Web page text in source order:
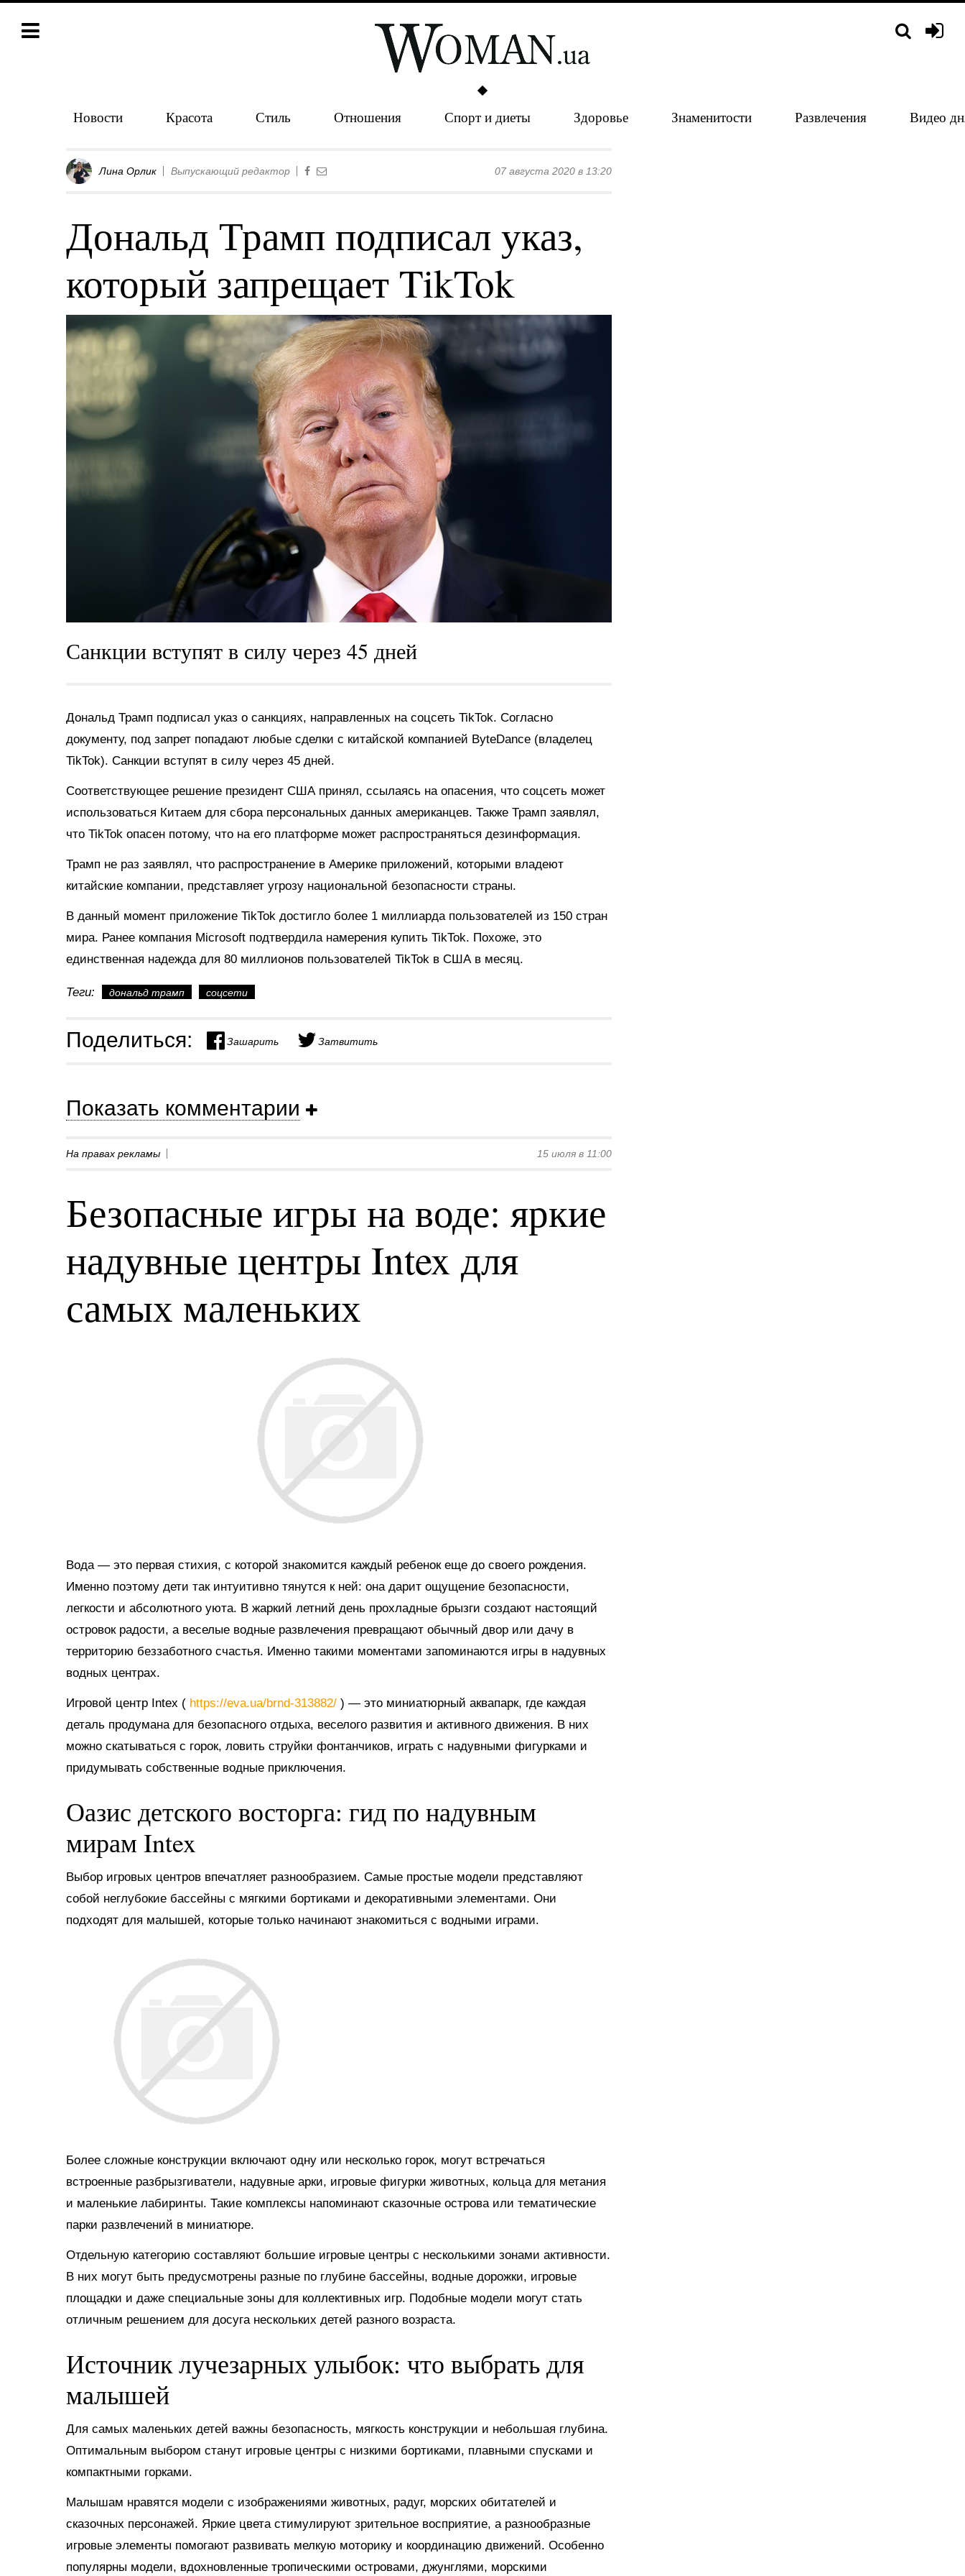
Новости Красота Стиль Отношения Спорт и диеты Здоровье Знаменитости Развлечения Видео
Лина Орлик Выпускающий редактор 07 августа 2020 в 13:20
Дональд Трамп подписал указ,
который запрещает TikTok
Санкции вступят в силу через 45 дней
Дональд Трамп подписал указ о санкциях, направленных на соцсеть TikTok. Согласно
документу, под запрет попадают любые сделки с китайской компанией ByteDance (владелец
TikTok). Санкции вступят в силу через 45 дней.
Соответствующее решение президент США принял, ссылаясь на опасения, что соцсеть может
использоваться Китаем для сбора персональных данных американцев. Также Трамп заявлял,
что TikTok опасен потому, что на его платформе может распространяться дезинформация.
Трамп не раз заявлял, что распространение в Америке приложений, которыми владеют
китайские компании, представляет угрозу национальной безопасности страны.
В данный момент приложение TikTok достигло более 1 миллиарда пользователей из 150 стран
мира. Ранее компания Microsoft подтвердила намерения купить TikTok. Похоже, это
единственная надежда для 80 миллионов пользователей TikTok в США в месяц.
Теги: дональд трамп соцсети
Поделиться: Зашарить Затвитить
Показать комментарии
На правах рекламы 15 июля в 11:00
Безопасные игры на воде: яркие
надувные центры Intex для
самых маленьких
Вода — это первая стихия, с которой знакомится каждый ребенок еще до своего рождения.
Именно поэтому дети так интуитивно тянутся к ней: она дарит ощущение безопасности,
легкости и абсолютного уюта. В жаркий летний день прохладные брызги создают настоящий
островок радости, а веселые водные развлечения превращают обычный двор или дачу в
территорию беззаботного счастья. Именно такими моментами запоминаются игры в надувных
водных центрах.
Игровой центр Intex ( https://eva.ua/brnd-313882/ ) — это миниатюрный аквапарк, где каждая
деталь продумана для безопасного отдыха, веселого развития и активного движения. В них
можно скатываться с горок, ловить струйки фонтанчиков, играть с надувными фигурками и
придумывать собственные водные приключения.
Оазис детского восторга: гид по надувным
мирам Intex
Выбор игровых центров впечатляет разнообразием. Самые простые модели представляют
собой неглубокие бассейны с мягкими бортиками и декоративными элементами. Они
подходят для малышей, которые только начинают знакомиться с водными играми.
Более сложные конструкции включают одну или несколько горок, могут встречаться
встроенные разбрызгиватели, надувные арки, игровые фигурки животных, кольца для метания
и маленькие лабиринты. Такие комплексы напоминают сказочные острова или тематические
парки развлечений в миниатюре.
Отдельную категорию составляют большие игровые центры с несколькими зонами активности.
В них могут быть предусмотрены разные по глубине бассейны, водные дорожки, игровые
площадки и даже специальные зоны для коллективных игр. Подобные модели могут стать
отличным решением для досуга нескольких детей разного возраста.
Источник лучезарных улыбок: что выбрать для
малышей
Для самых маленьких детей важны безопасность, мягкость конструкции и небольшая глубина.
Оптимальным выбором станут игровые центры с низкими бортиками, плавными спусками и
компактными горками.
Малышам нравятся модели с изображениями животных, радуг, морских обитателей и
сказочных персонажей. Яркие цвета стимулируют зрительное восприятие, а разнообразные
игровые элементы помогают развивать мелкую моторику и координацию движений. Особенно
популярны модели, вдохновленные тропическими островами, джунглями, морскими